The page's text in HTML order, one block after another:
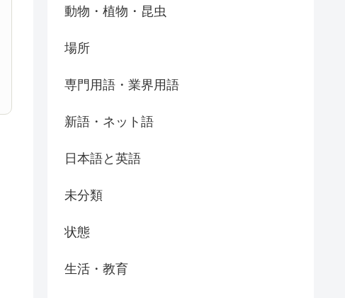
動物・植物・昆虫
場所
専門用語・業界用語
新語・ネット語
日本語と英語
未分類
状態
生活・教育